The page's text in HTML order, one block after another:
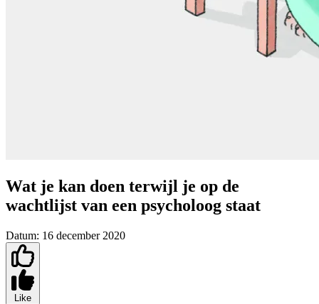
Wat je kan doen terwijl je op de
wachtlijst van een psycholoog staat
Datum: 16 december 2020
Like